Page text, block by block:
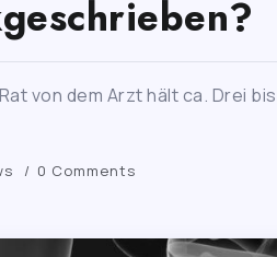
von dem Arzt hält ca. Drei
0 Comments